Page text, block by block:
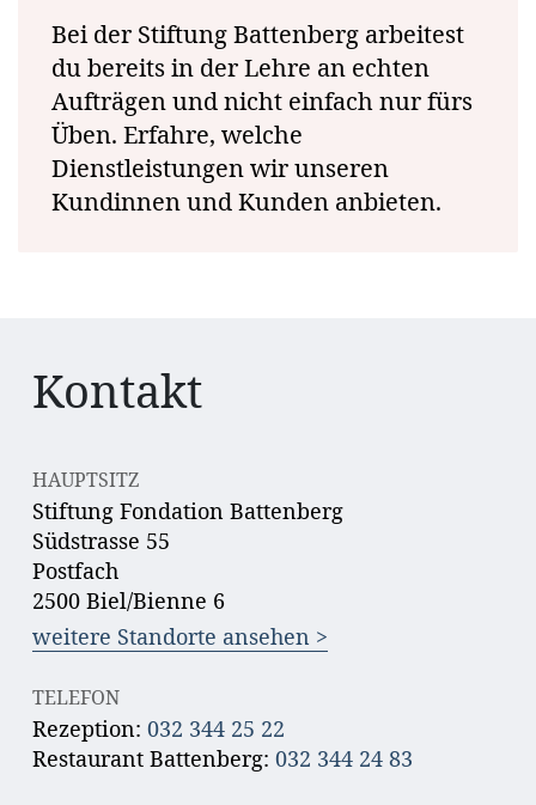
Bei der Stiftung Battenberg arbeitest
du bereits in der Lehre an echten
Aufträgen und nicht einfach nur fürs
Üben. Erfahre, welche
Dienstleistungen wir unseren
Kundinnen und Kunden anbieten.
Kontakt
HAUPTSITZ
Stiftung Fondation Battenberg
Südstrasse 55
Postfach
2500 Biel/Bienne 6
weitere Standorte ansehen >
TELEFON
Rezeption: 032 344 25 22
Restaurant Battenberg: 032 344 24 83